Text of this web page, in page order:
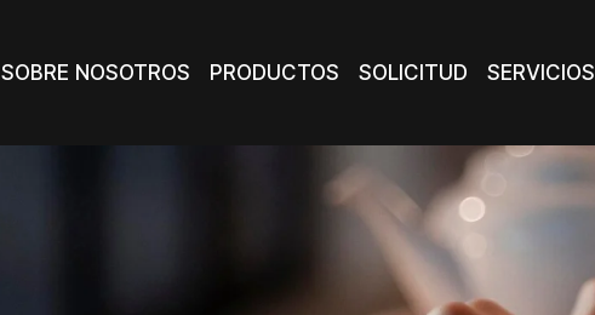
SOBRE NOSOTROS
PRODUCTOS
SOLICITUD
SERVICIOS